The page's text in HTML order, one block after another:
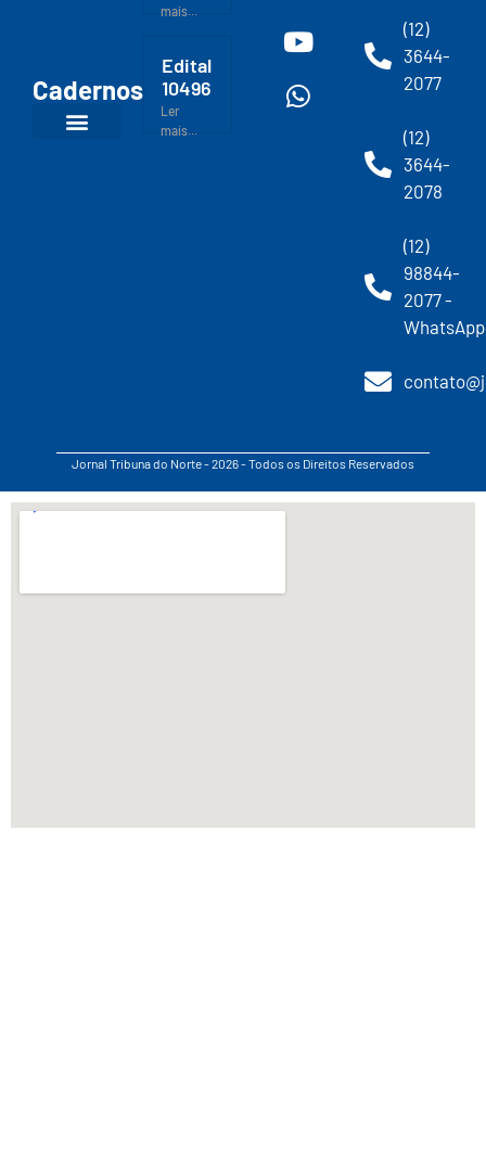
Cadernos
mais...
Edital
10496
Ler
mais...
(12)
3644-
2077
(12)
3644-
2078
(12)
98844-
2077 -
WhatsApp
Jornal Tribuna do Norte - 2026 - Todos os Direitos Reservados